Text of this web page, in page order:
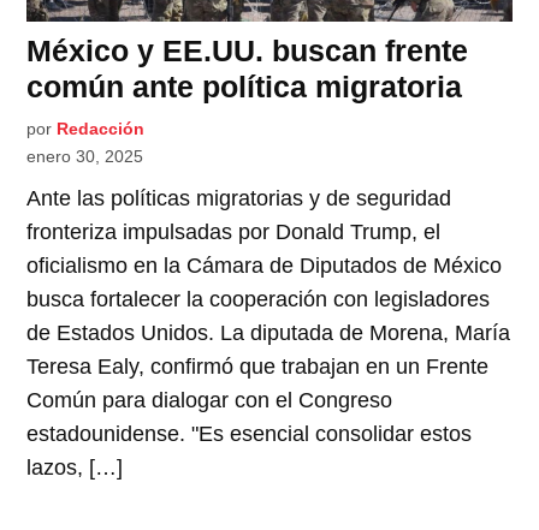
México y EE.UU. buscan frente
común ante política migratoria
por Redacción
enero 30, 2025
Ante las políticas migratorias y de seguridad
fronteriza impulsadas por Donald Trump, el
oficialismo en la Cámara de Diputados de México
busca fortalecer la cooperación con legisladores
de Estados Unidos. La diputada de Morena, María
Teresa Ealy, confirmó que trabajan en un Frente
Común para dialogar con el Congreso
estadounidense. "Es esencial consolidar estos
lazos, […]